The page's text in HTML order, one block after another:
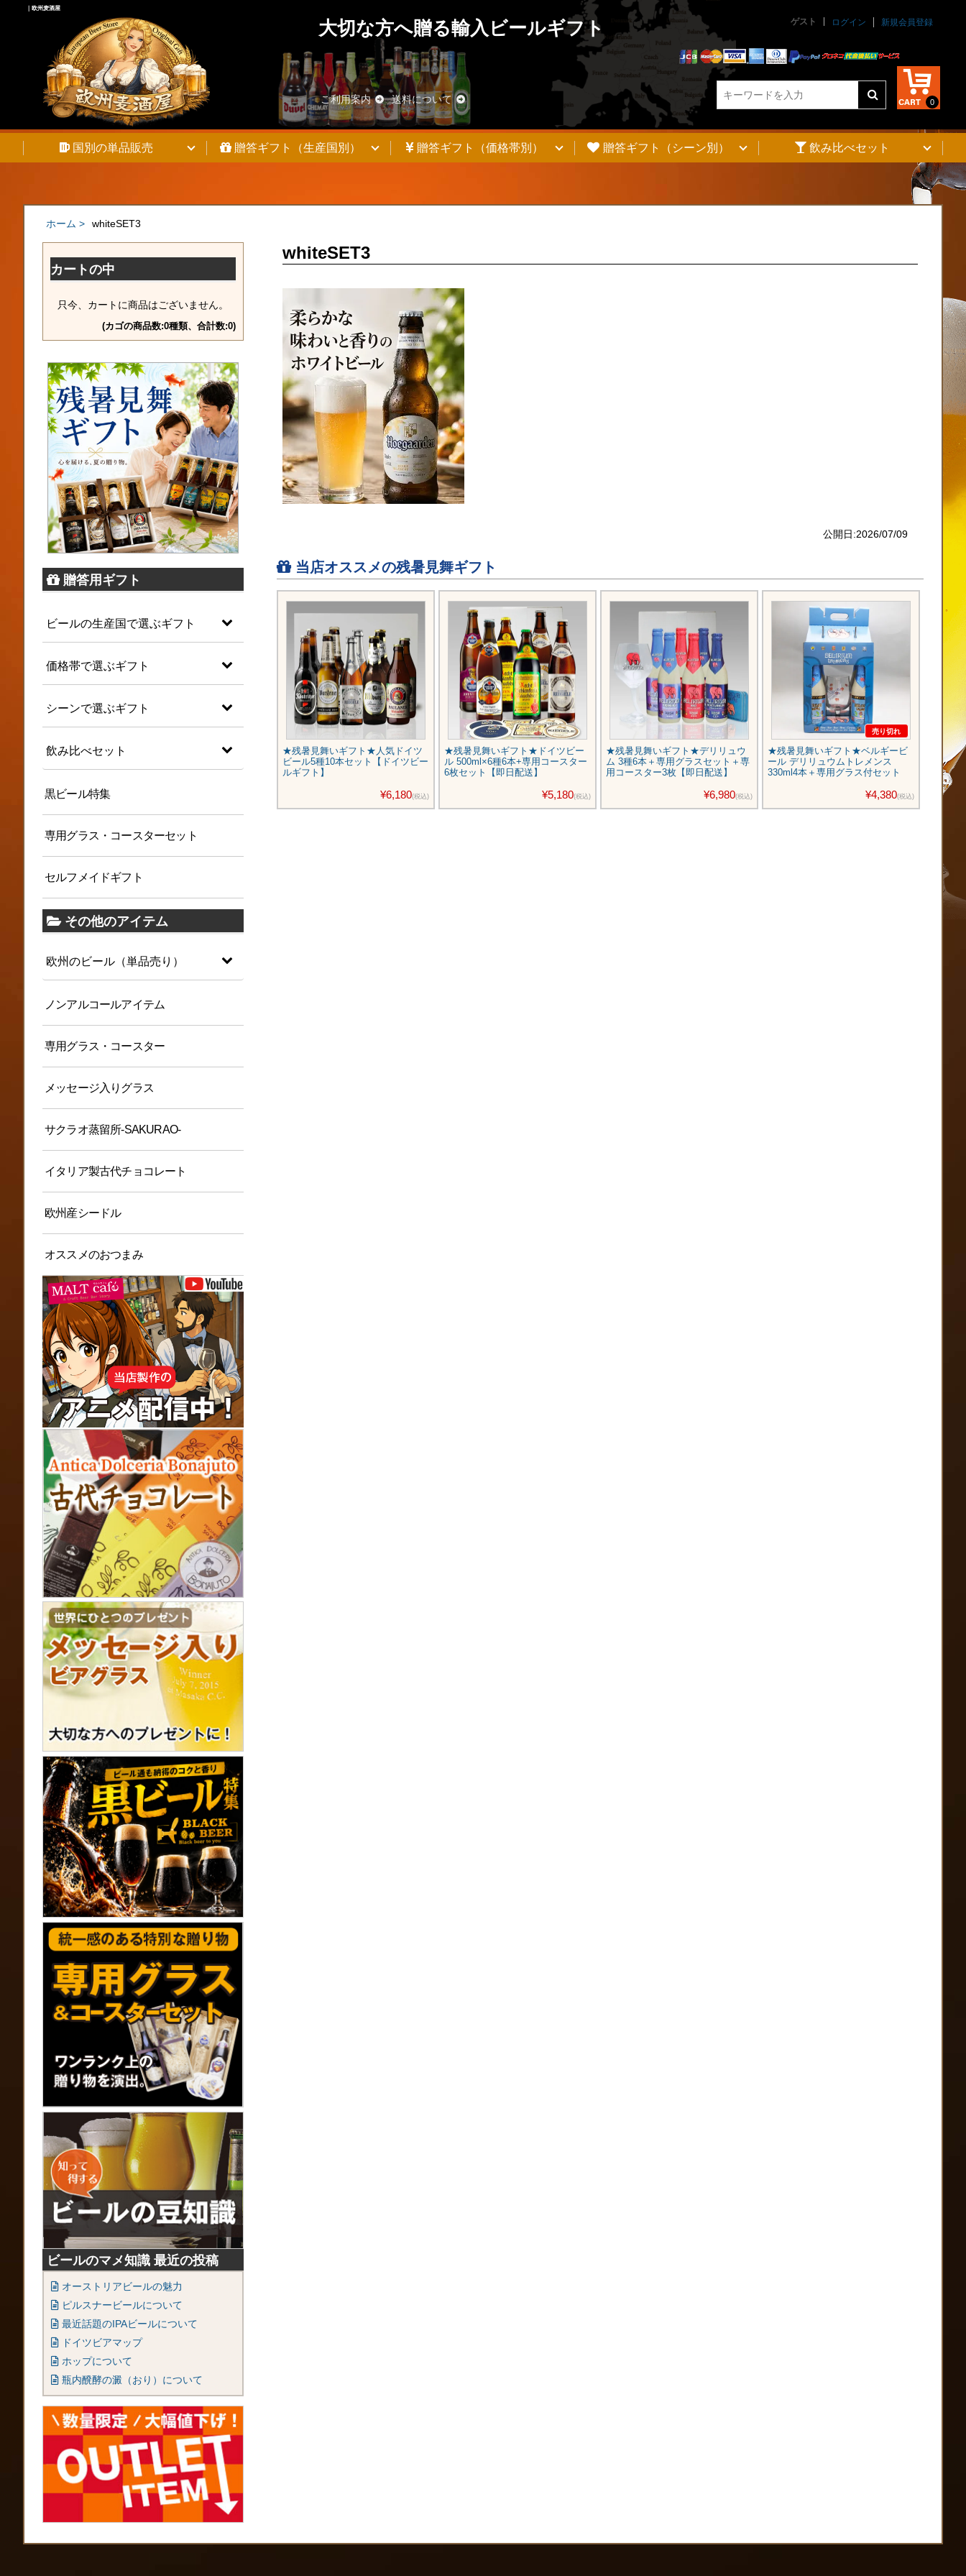
: Undefined array key 0 in /home/pixie262/chambeer.net/public_html/wp-content/themes/welcart_basic/functions.php on line845
: Attempt to read property "cat_name" on null in /home/pixie262/chambeer.net/public_html/wp-content/themes/welcart_basic/functions.phpon line845
｜欧州麦酒屋
大切な方へ贈る輸入ビールギフト ゲスト ログイン 新規会員登録
0
ご利用案内 送料について
国別の単品販売 贈答ギフト（生産国別） 贈答ギフト（価格帯別） 贈答ギフト（シーン別） 飲み比べセット
ホーム > whiteSET3
whiteSET3
公開日:2026/07/09
当店オススメの残暑見舞ギフト
★残暑見舞いギフト★人気ドイツ
送】
★残暑見舞いギフト★人気ドイツ
ビール5種10本セット【ドイツビー
ルギフト】
¥6,180(税込)
★残暑見舞いギフト★ドイツビー
ル 500ml×6種6本+専用コースター
6枚セット【即日配送】
¥5,180(税込)
★残暑見舞いギフト★デリリュウ
ム 3種6本＋専用グラスセット＋専
用コースター3枚【即日配送】
¥6,980(税込)
★残暑見舞いギフト★ベルギービ
ール デリリュウムトレメンス
330ml4本＋専用グラス付セット
¥4,380(税込)
売り切れ
★残暑
ツビー
ット
カートの中
只今、カートに商品はございません。
(カゴの商品数:0種類、合計数:0)
贈答用ギフト
ビールの生産国で選ぶギフト
価格帯で選ぶギフト
シーンで選ぶギフト
飲み比べセット
黒ビール特集
専用グラス・コースターセット
セルフメイドギフト
その他のアイテム
欧州のビール（単品売り）
ノンアルコールアイテム
専用グラス・コースター
メッセージ入りグラス
サクラオ蒸留所-SAKURAO-
イタリア製古代チョコレート
欧州産シードル
オススメのおつまみ
ビールのマメ知識 最近の投稿
オーストリアビールの魅力
ピルスナービールについて
最近話題のIPAビールについて
ドイツビアマップ
ホップについて
瓶内醗酵の澱（おり）について